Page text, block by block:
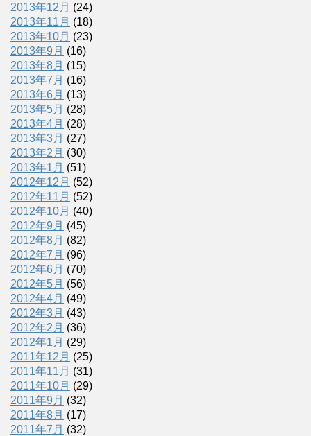
2013年12月 (24)
2013年11月 (18)
2013年10月 (23)
2013年9月 (16)
2013年8月 (15)
2013年7月 (16)
2013年6月 (13)
2013年5月 (28)
2013年4月 (28)
2013年3月 (27)
2013年2月 (30)
2013年1月 (51)
2012年12月 (52)
2012年11月 (52)
2012年10月 (40)
2012年9月 (45)
2012年8月 (82)
2012年7月 (96)
2012年6月 (70)
2012年5月 (56)
2012年4月 (49)
2012年3月 (43)
2012年2月 (36)
2012年1月 (29)
2011年12月 (25)
2011年11月 (31)
2011年10月 (29)
2011年9月 (32)
2011年8月 (17)
2011年7月 (32)